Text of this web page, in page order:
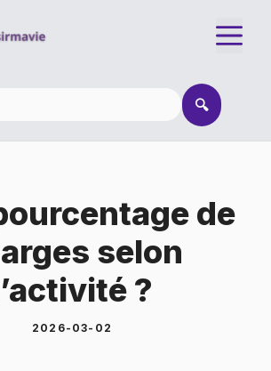
🔍
de
selon
?
2026-03-02